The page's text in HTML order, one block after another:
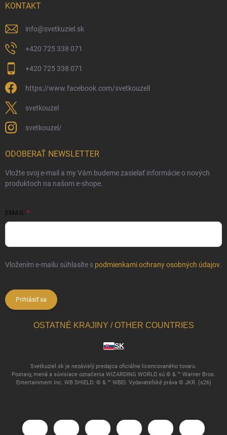
KONTAKT
info@svetkuziel.sk
+420 725 338 071
+420 725 338 071
https://www.facebook.com/svetkouzell
svetkouzel
svetkouzel/
ODOBERAŤ NEWSLETTER
Vložte svoj e-mail a my Vám budeme zasielať informácie o nových
produktoch na našom e-shope.
EMAIL
Vložením e-mailu súhlasíte s podmienkami ochrany osobných údajov.
Prihlásiť sa
OSTATNÉ KRAJINY / OTHER COUNTRIES
SK
Svetkuziel.sk je nezávislý predajca oficiálne licencovaného tovaru.
Postavy, mená a súvisiace označenia WIZARDING WORLD sú © & ™ Warner Bros.
Entertainment Inc. WB SHIELD: © & ™ WBEI. Vydavateľské práva © JKR. (s26)